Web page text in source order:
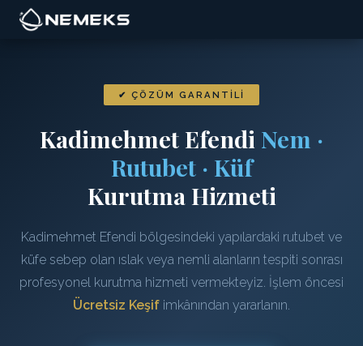
✔ ÇÖZÜM GARANTILI
Kadimehmet Efendi Nem ·
Rutubet · Küf
Kurutma Hizmeti
Kadimehmet Efendi bölgesindeki yapılardaki rutubet ve
küfe sebep olan ıslak veya nemli alanların tespiti sonrası
profesyonel kurutma hizmeti vermekteyiz. İşlem öncesi
Ücretsiz Keşif imkânından yararlanın.